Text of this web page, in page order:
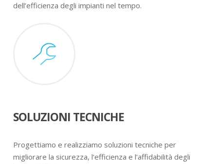
dell’efficienza degli impianti nel tempo.
SOLUZIONI TECNICHE
Progettiamo e realizziamo soluzioni tecniche per
migliorare la sicurezza, l’efficienza e l’affidabilità degli